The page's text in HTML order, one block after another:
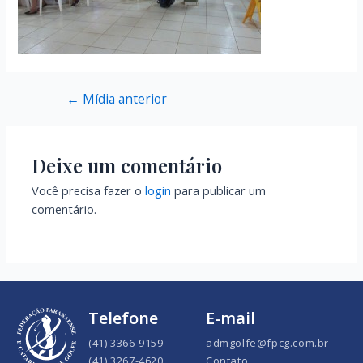
← Mídia anterior
Deixe um comentário
Você precisa fazer ologin para publicar um
comentário.
Telefone
(41) 3366-9159
E-mail
admgolfe@fpcg.com.br